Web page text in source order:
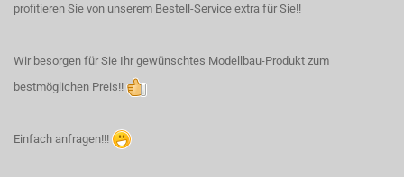
profitieren Sie von unserem Bestell-Service extra für Sie!!
Wir besorgen für Sie Ihr gewünschtes Modellbau-Produkt zum
bestmöglichen Preis!!
Einfach anfragen!!!